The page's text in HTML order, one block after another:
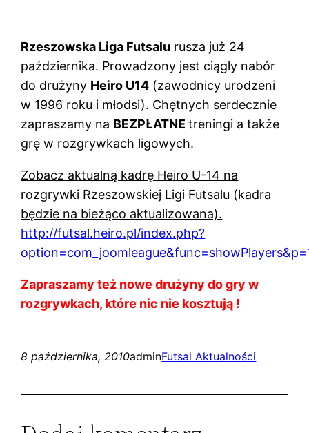
Rzeszowska Liga Futsalu rusza już 24
października. Prowadzony jest ciągły nabór
do drużyny Heiro U14 (zawodnicy urodzeni
w 1996 roku i młodsi). Chętnych serdecznie
zapraszamy na BEZPŁATNEtreningi a także
grę w rozgrywkach ligowych.
Zobacz aktualną kadrę Heiro U-14 na
rozgrywki Rzeszowskiej Ligi Futsalu (kadra
będzie na bieżąco aktualizowana).
http://futsal.heiro.pl/index.php?
Zapraszamy też nowe drużyny do gry w
rozgrywkach, które nic nie kosztują !
8 października, 2010adminFutsal Aktualności